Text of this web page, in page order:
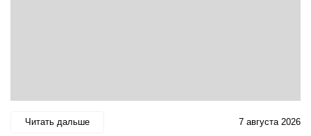
Читать дальше 7 августа 2026